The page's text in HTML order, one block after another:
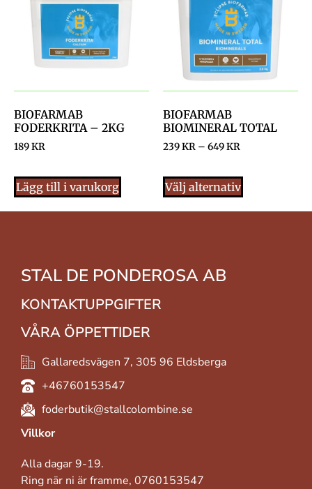
BIOFARMAB
FODERKRITA – 2KG
189KR
Lägg till i varukorg
BIOFARMAB
BIOMINERAL TOTAL
239KR – 649KR
Välj alternativ
STAL DE PONDEROSA AB
KONTAKTUPPGIFTER
VÅRA ÖPPETTIDER
Gallaredsvägen 7, 305 96 Eldsberga
+46760153547
foderbutik@stallcolombine.se
Villkor
Alla dagar 9-19.
Ring när ni är framme, 0760153547